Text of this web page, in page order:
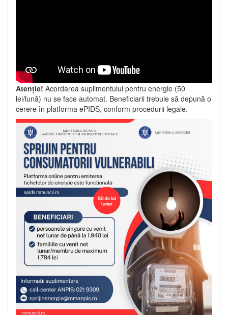
Atenție! Acordarea suplimentului pentru energie (50
lei/lună) nu se face automat. Beneficiarii trebuie să depună o
cerere în platforma ePIDS, conform procedurii legale.